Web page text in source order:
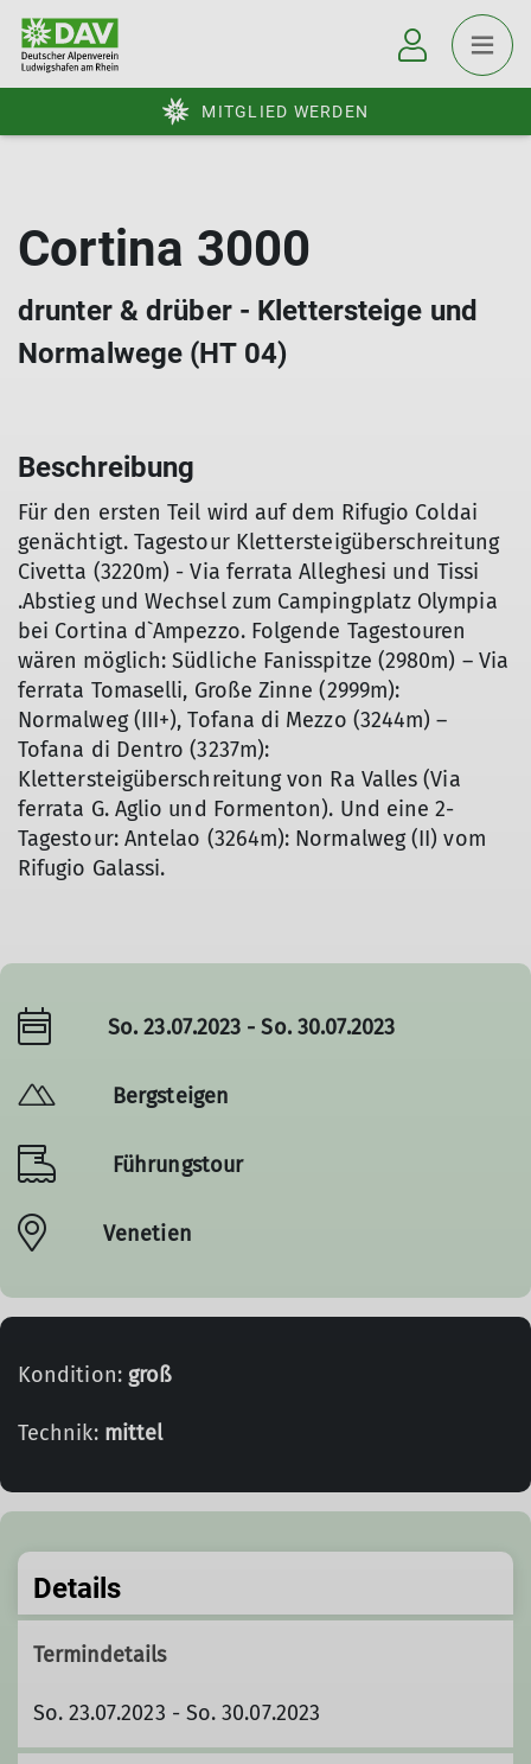
MITGLIED WERDEN
Cortina 3000
drunter & drüber - Klettersteige und
Normalwege (HT 04)
Beschreibung
Für den ersten Teil wird auf dem Rifugio Coldai
genächtigt. Tagestour Klettersteigüberschreitung
Civetta (3220m) - Via ferrata Alleghesi und Tissi
.Abstieg und Wechsel zum Campingplatz Olympia
bei Cortina d`Ampezzo. Folgende Tagestouren
wären möglich: Südliche Fanisspitze (2980m) – Via
ferrata Tomaselli, Große Zinne (2999m):
Normalweg (III+), Tofana di Mezzo (3244m) –
Tofana di Dentro (3237m):
Klettersteigüberschreitung von Ra Valles (Via
ferrata G. Aglio und Formenton). Und eine 2-
Tagestour: Antelao (3264m): Normalweg (II) vom
Rifugio Galassi.
So. 23.07.2023 - So. 30.07.2023
Bergsteigen
Führungstour
Venetien
Kondition: groß
Technik: mittel
Details
Termindetails
So. 23.07.2023 - So. 30.07.2023